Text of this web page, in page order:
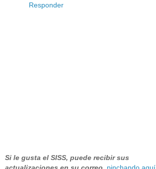
Responder
Si le gusta el SISS, puede recibir sus